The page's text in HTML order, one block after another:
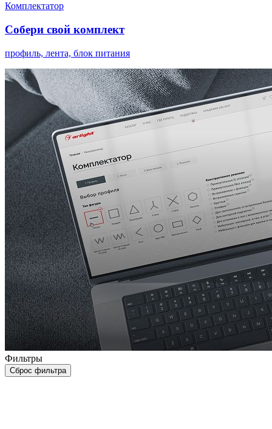
Комплектатор
Собери свой комплект
профиль, лента, блок питания
Фильтры
Сброс фильтра